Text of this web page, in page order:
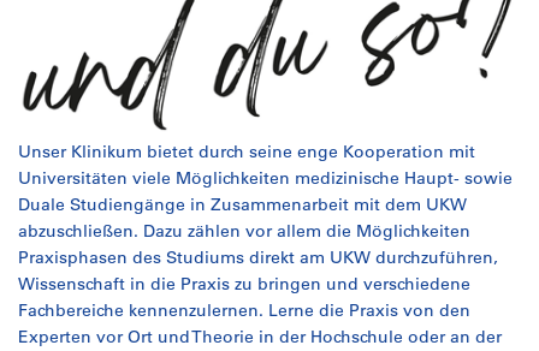
Unser Klinikum bietet durch seine enge Kooperation mit
Universitäten viele Möglichkeiten medizinische Haupt- sowie
Duale Studiengänge in Zusammenarbeit mit dem UKW
abzuschließen. Dazu zählen vor allem die Möglichkeiten
Praxisphasen des Studiums direkt am UKW durchzuführen,
Wissenschaft in die Praxis zu bringen und verschiedene
Fachbereiche kennenzulernen. Lerne die Praxis von den
Experten vor Ort und Theorie in der Hochschule oder an der